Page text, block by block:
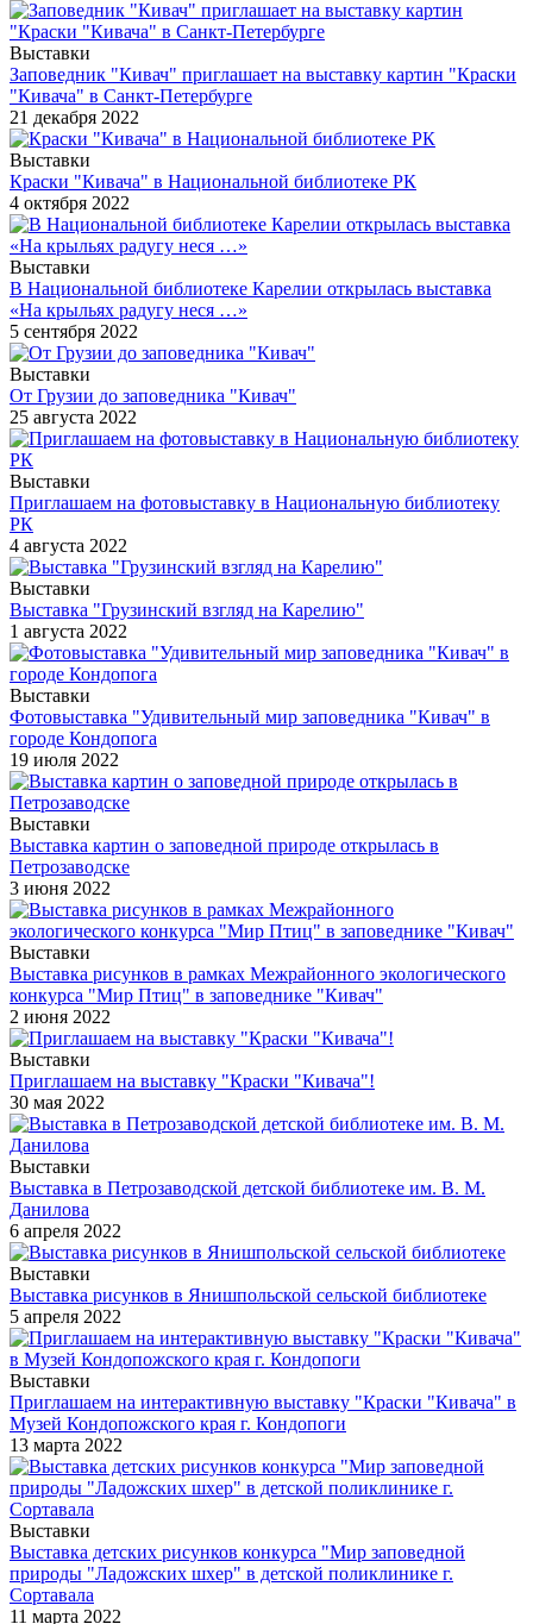
Выставки
Заповедник "Кивач" приглашает на выставку картин "Краски
"Кивача" в Санкт-Петербурге
21 декабря 2022
Выставки
Краски "Кивача" в Национальной библиотеке РК
4 октября 2022
Выставки
В Национальной библиотеке Карелии открылась выставка
«На крыльях радугу неся …»
5 сентября 2022
Выставки
От Грузии до заповедника "Кивач"
25 августа 2022
Выставки
Приглашаем на фотовыставку в Национальную библиотеку
РК
4 августа 2022
Выставки
Выставка "Грузинский взгляд на Карелию"
1 августа 2022
Выставки
Фотовыставка "Удивительный мир заповедника "Кивач" в
городе Кондопога
19 июля 2022
Выставки
Выставка картин о заповедной природе открылась в
Петрозаводске
3 июня 2022
Выставки
Выставка рисунков в рамках Межрайонного экологического
конкурса "Мир Птиц" в заповеднике "Кивач"
2 июня 2022
Выставки
Приглашаем на выставку "Краски "Кивача"!
30 мая 2022
Выставки
Выставка в Петрозаводской детской библиотеке им. В. М.
Данилова
6 апреля 2022
Выставки
Выставка рисунков в Янишпольской сельской библиотеке
5 апреля 2022
Выставки
Приглашаем на интерактивную выставку "Краски "Кивача" в
Музей Кондопожского края г. Кондопоги
13 марта 2022
Выставки
Выставка детских рисунков конкурса "Мир заповедной
природы "Ладожских шхер" в детской поликлинике г.
Сортавала
11 марта 2022